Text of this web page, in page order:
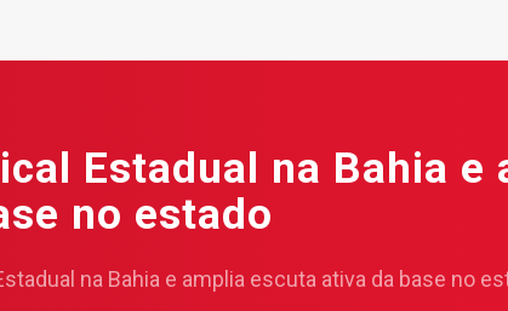
Estadual na Bahia e
no estado
na Bahia e amplia escuta ativa da base no